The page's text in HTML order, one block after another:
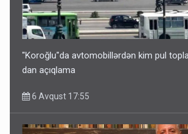
"Koroğlu"da avtomobillərdən kim pul
dan açıqlama
6 Avqust 17:55